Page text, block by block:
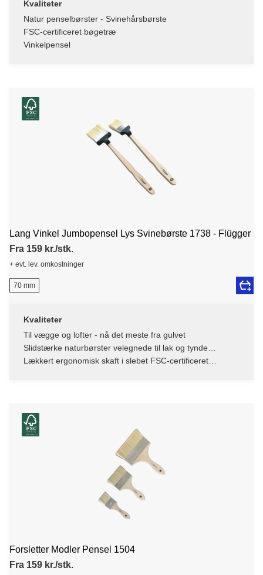
Kvaliteter
Natur penselbørster - Svinehårsbørste
FSC-certificeret bøgetræ
Vinkelpensel
Lang Vinkel Jumbopensel Lys Svinebørste 1738 - Flügger
Fra 159 kr./stk.
+ evt. lev. omkostninger
70 mm
Kvaliteter
Til vægge og lofter - nå det meste fra gulvet
Slidstærke naturbørster velegnede til lak og tynde
laserende væsker
Lækkert ergonomisk skaft i slebet FSC-certificeret
Forsletter Modler Pensel 1504
Fra 159 kr./stk.